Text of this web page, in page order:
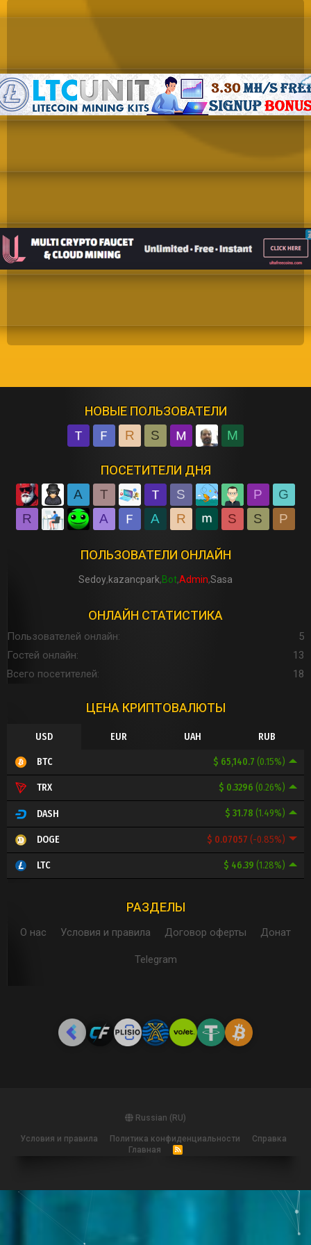
НОВЫЕ ПОЛЬЗОВАТЕЛИ
R S M
ПОСЕТИТЕЛИ ДНЯ
A T S P
G
R
A A R S S P
ПОЛЬЗОВАТЕЛИ ОНЛАЙН
Sedoy kazancpark BotAdmin Sasa
ОНЛАЙН СТАТИСТИКА
Пользователей онлайн
5
Гостей онлайн
13
Всего посетителей
18
ЦЕНА КРИПТОВАЛЮТЫ
USD EUR UAH RUB
$ 65,140.7 (0.15%)
BTC
$ 0.3296 (0.26%)
TRX
$ 31.78 (1.49%)
DASH
$ 0.07057 (-0.85%)
DOGE
$ 46.39 (1.28%)
LTC
РАЗДЕЛЫ
О нас Условия и правила Договор оферты Донат
Telegram
Russian (RU)
Условия и правила Политика конфиденциальности
Справка
Главная
R